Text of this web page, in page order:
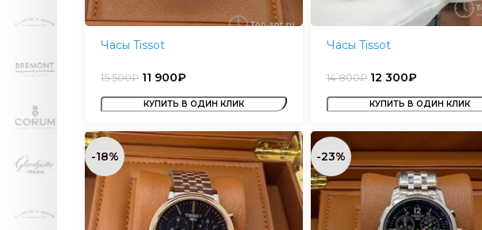
Часы Tissot
15 500₽ 11 900₽
КУПИТЬ В ОДИН КЛИК
Часы Tissot
14 800₽ 12 300₽
КУПИТЬ В ОДИН КЛИК
-18% -23%